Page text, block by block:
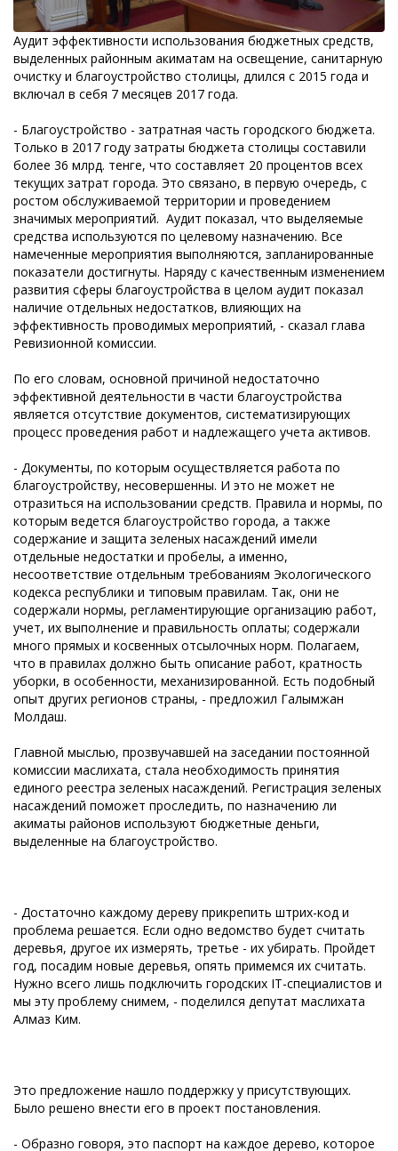
Аудит эффективности использования бюджетных средств,
выделенных районным акиматам на освещение, санитарную
очистку и благоустройство столицы, длился с 2015 года и
включал в себя 7 месяцев 2017 года.
- Благоустройство - затратная часть городского бюджета.
Только в 2017 году затраты бюджета столицы составили
более 36 млрд. тенге, что составляет 20 процентов всех
текущих затрат города. Это связано, в первую очередь, с
ростом обслуживаемой территории и проведением
значимых мероприятий. Аудит показал, что выделяемые
средства используются по целевому назначению. Все
намеченные мероприятия выполняются, запланированные
показатели достигнуты. Наряду с качественным изменением
развития сферы благоустройства в целом аудит показал
наличие отдельных недостатков, влияющих на
эффективность проводимых мероприятий, - сказал глава
Ревизионной комиссии.
По его словам, основной причиной недостаточно
эффективной деятельности в части благоустройства
является отсутствие документов, систематизирующих
процесс проведения работ и надлежащего учета активов.
- Документы, по которым осуществляется работа по
благоустройству, несовершенны. И это не может не
отразиться на использовании средств. Правила и нормы, по
которым ведется благоустройство города, а также
содержание и защита зеленых насаждений имели
отдельные недостатки и пробелы, а именно,
несоответствие отдельным требованиям Экологического
кодекса республики и типовым правилам. Так, они не
содержали нормы, регламентирующие организацию работ,
учет, их выполнение и правильность оплаты; содержали
много прямых и косвенных отсылочных норм. Полагаем,
что в правилах должно быть описание работ, кратность
уборки, в особенности, механизированной. Есть подобный
опыт других регионов страны, - предложил Галымжан
Молдаш.
Главной мыслью, прозвучавшей на заседании постоянной
комиссии маслихата, стала необходимость принятия
единого реестра зеленых насаждений. Регистрация зеленых
насаждений поможет проследить, по назначению ли
акиматы районов используют бюджетные деньги,
выделенные на благоустройство.
- Достаточно каждому дереву прикрепить штрих-код и
проблема решается. Если одно ведомство будет считать
деревья, другое их измерять, третье - их убирать. Пройдет
год, посадим новые деревья, опять примемся их считать.
Нужно всего лишь подключить городских IT-специалистов и
мы эту проблему снимем, - поделился депутат маслихата
Алмаз Ким.
Это предложение нашло поддержку у присутствующих.
Было решено внести его в проект постановления.
- Образно говоря, это паспорт на каждое дерево, которое